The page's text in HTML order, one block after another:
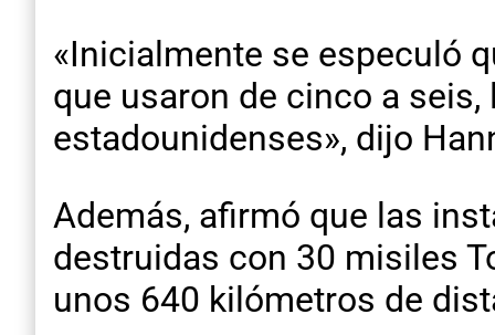
«Inicialmente se especuló
que usaron de cinco a
estadounidenses», dijo
Además, afirmó que las
destruidas con 30 misiles
unos 640 kilómetros de